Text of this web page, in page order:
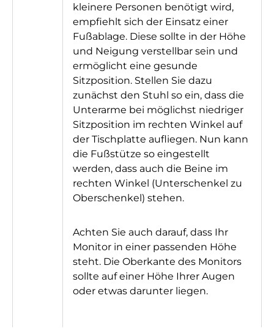
kleinere Personen benötigt wird,
empfiehlt sich der Einsatz einer
Fußablage. Diese sollte in der Höhe
und Neigung verstellbar sein und
ermöglicht eine gesunde
Sitzposition. Stellen Sie dazu
zunächst den Stuhl so ein, dass die
Unterarme bei möglichst niedriger
Sitzposition im rechten Winkel auf
der Tischplatte aufliegen. Nun kann
die Fußstütze so eingestellt
werden, dass auch die Beine im
rechten Winkel (Unterschenkel zu
Oberschenkel) stehen.
Achten Sie auch darauf, dass Ihr
Monitor in einer passenden Höhe
steht. Die Oberkante des Monitors
sollte auf einer Höhe Ihrer Augen
oder etwas darunter liegen.